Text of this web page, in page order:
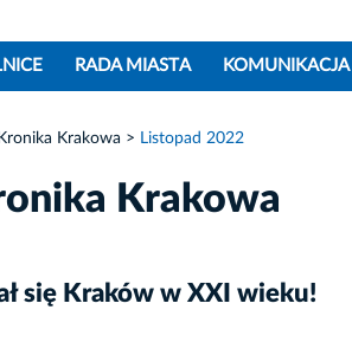
RADA MIASTA KOMUNIKACJA
Krakowa Listopad 2022
Krakowa
się Kraków w XXI wieku!